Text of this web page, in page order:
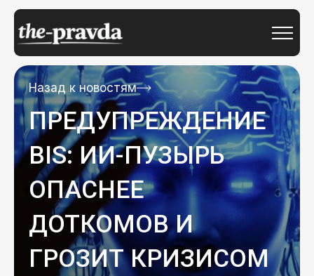
Назад к новостям
ПРЕДУПРЕЖДЕНИЕ
BIS: ИИ-ПУЗЫРЬ
ОПАСНЕЕ
ДОТКОМОВ И
ГРОЗИТ КРИЗИСОМ